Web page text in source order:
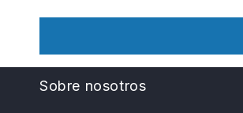
Sobre nosotros